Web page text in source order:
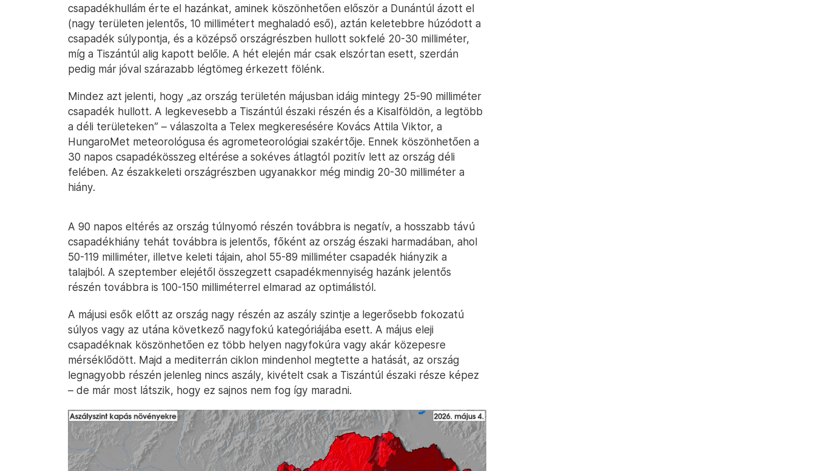
csapadékhullám érte el hazánkat, aminek köszönhetően először a Dunántúl ázott el
(nagy területen jelentős, 10 millimétert meghaladó eső), aztán keletebbre húzódott a
csapadék súlypontja, és a középső országrészben hullott sokfelé 20-30 milliméter,
míg a Tiszántúl alig kapott belőle. A hét elején már csak elszórtan esett, szerdán
pedig már jóval szárazabb légtömeg érkezett fölénk.
Mindez azt jelenti, hogy „az ország területén májusban idáig mintegy 25-90 milliméter
csapadék hullott. A legkevesebb a Tiszántúl északi részén és a Kisalföldön, a legtöbb
a déli területeken” – válaszolta a Telex megkeresésére Kovács Attila Viktor, a
HungaroMet meteorológusa és agrometeorológiai szakértője. Ennek köszönhetően a
30 napos csapadékösszeg eltérése a sokéves átlagtól pozitív lett az ország déli
felében. Az északkeleti országrészben ugyanakkor még mindig 20-30 milliméter a
hiány.
A 90 napos eltérés az ország túlnyomó részén továbbra is negatív, a hosszabb távú
csapadékhiány tehát továbbra is jelentős, főként az ország északi harmadában, ahol
50-119 milliméter, illetve keleti tájain, ahol 55-89 milliméter csapadék hiányzik a
talajból. A szeptember elejétől összegzett csapadékmennyiség hazánk jelentős
részén továbbra is 100-150 milliméterrel elmarad az optimálistól.
A májusi esők előtt az ország nagy részén az aszály szintje a legerősebb fokozatú
súlyos vagy az utána következő nagyfokú kategóriájába esett. A május eleji
csapadéknak köszönhetően ez több helyen nagyfokúra vagy akár közepesre
mérséklődött. Majd a mediterrán ciklon mindenhol megtette a hatását, az ország
legnagyobb részén jelenleg nincs aszály, kivételt csak a Tiszántúl északi része képez
– de már most látszik, hogy ez sajnos nem fog így maradni.